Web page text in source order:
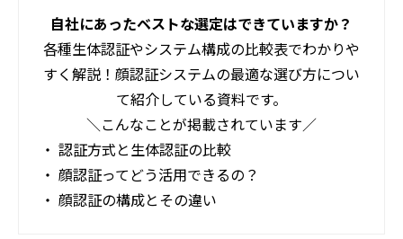
自社にあったベストな選定はできていますか？
各種生体認証やシステム構成の比較表でわかりや
すく解説！顔認証システムの最適な選び方につい
て紹介している資料です。
＼こんなことが掲載されています／
・ 認証方式と生体認証の比較
・ 顔認証ってどう活用できるの？
・ 顔認証の構成とその違い